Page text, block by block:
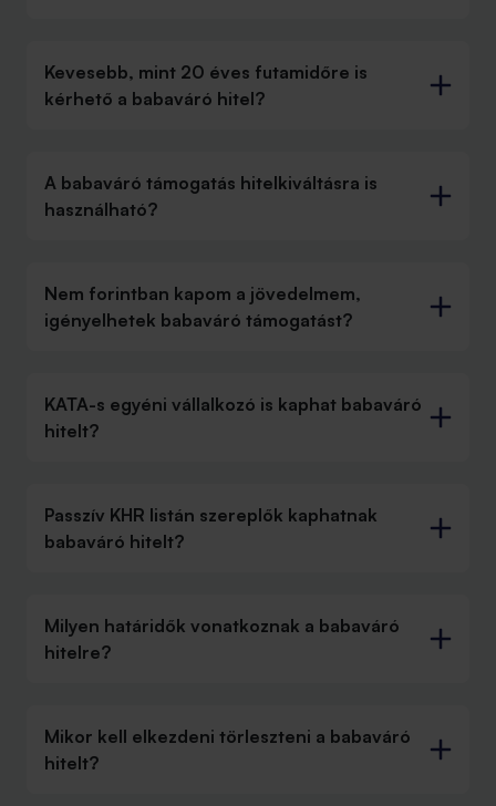
Kevesebb, mint 20 éves futamidőre is
kérhető a babaváró hitel?
A babaváró támogatás hitelkiváltásra is
használható?
Nem forintban kapom a jövedelmem,
igényelhetek babaváró támogatást?
KATA-s egyéni vállalkozó is kaphat babaváró
hitelt?
Passzív KHR listán szereplők kaphatnak
babaváró hitelt?
Milyen határidők vonatkoznak a babaváró
hitelre?
Mikor kell elkezdeni törleszteni a babaváró
hitelt?